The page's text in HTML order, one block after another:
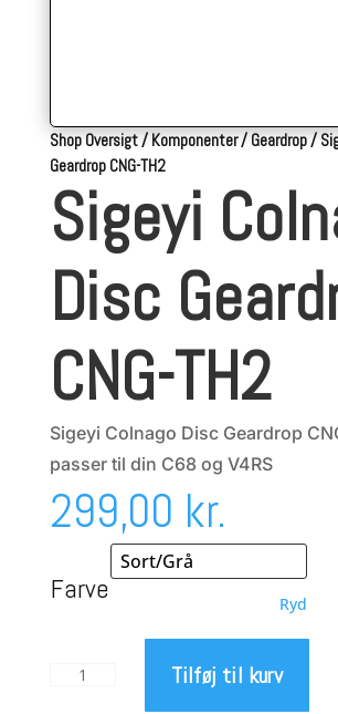
Shop Oversigt/Komponenter/Geardrop/
Geardrop CNG-TH2
Sigeyi
Disc
CNG-TH2
Sigeyi Colnago Disc Geardrop
passer til din C68 og V4RS
299,00 kr.
Farve Ryd
Sigeyi
Tilføj til kurv